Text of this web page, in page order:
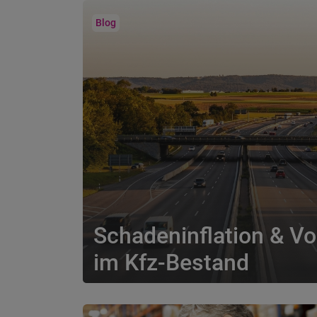
Blog
Schadeninflation &
im Kfz‑Bestand
unter Dru...